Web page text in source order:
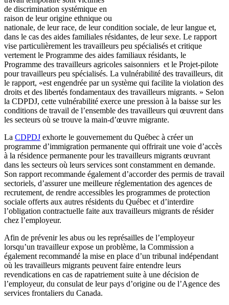
de discrimination systémique en
raison de leur origine ethnique ou
nationale, de leurrace, de leurcondition sociale, de leur langue et,
dans le cas des aides familiales résidantes, de leur sexe. Le rapport
vise particulièrement les travailleurs peu spécialisés et critique
vertement le Programme des aides familiaux résidants, le
Programme des travailleurs agricoles saisonniers et le Projet-pilote
pourtravailleurs peu spécialisés. La vulnérabilité des travailleurs, dit
le rapport, «est engendrée par un système qui facilite la violation des
droits et des libertés fondamentaux des travailleurs migrants. » Selon
la CDPDJ, cette vulnérabilité exerce une pression à la baisse surles
conditions de travail de l’ensemble des travailleurs qui œuvrent dans
les secteurs où se trouve la main-d’œuvre migrante.
La CDPDJ exhorte le gouvernement du Québec à créerun
programme d’immigration permanente qui offrirait une voie d’accès
à la résidence permanente pour les travailleurs migrants œuvrant
dans les secteurs où leurs services sont constamment en demande.
Son rapport recommande également d’accorderdes permis de travail
sectoriels, d’assurer une meilleure réglementation des agences de
recrutement, de rendre accessibles les programmes de protection
sociale offerts aux autres résidents du Québec et d’interdire
l’obligation contractuelle faite aux travailleurs migrants de résider
chez l’employeur.
Afin de prévenirles abus ou les représailles de l’employeur
lorsqu’un travailleurexpose un problème, la Commission a
également recommandé la mise en place d’un tribunal indépendant
où les travailleurs migrants peuvent faire entendre leurs
revendications en cas de rapatriement suite à une décision de
l’employeur, du consulat de leurpays d’origine ou de l’Agence des
services frontaliers du Canada.